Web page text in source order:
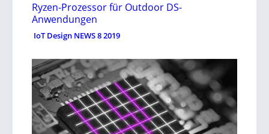
Ryzen-Prozessor für Outdoor DS-
Anwendungen
IoT Design NEWS 8 2019